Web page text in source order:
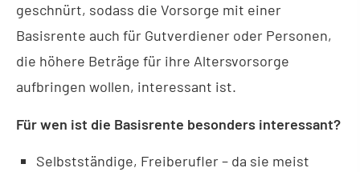
geschnürt, sodass die Vorsorge mit einer
Basisrente auch für Gutverdiener oder Per­sonen,
die höhere Beträge für ihre Alters­vorsorge
aufbringen wollen, interessant ist.
Für wen ist die Basisrente besonders interessant?
Selbstständige, Freiberufler – da sie meist